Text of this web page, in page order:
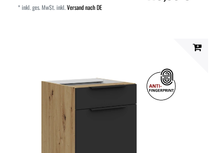
*inkl. ges. MwSt.inkl.Versand nach DE